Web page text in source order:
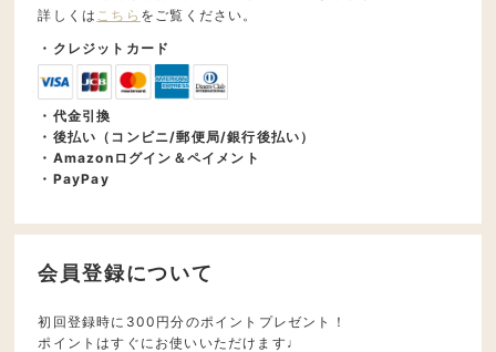
詳しくは こちら をご覧ください。
・クレジットカード
・代金引換
・後払い（コンビニ/郵便局/銀行後払い）
・Amazonログイン＆ペイメント
・PayPay
会員登録について
初回登録時に300円分のポイントプレゼント！
ポイントはすぐにお使いいただけます♩